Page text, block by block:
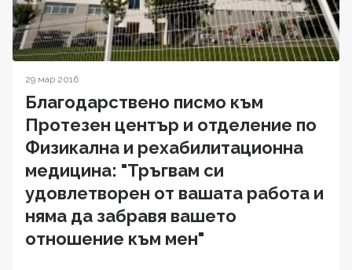
29 мар 2016
Благодарствено писмо към
Протезен център и отделение по
Физикална и рехабилитационна
медицина: "Тръгвам си
удовлетворен от вашата работа и
няма да забравя вашето
отношение към мен"